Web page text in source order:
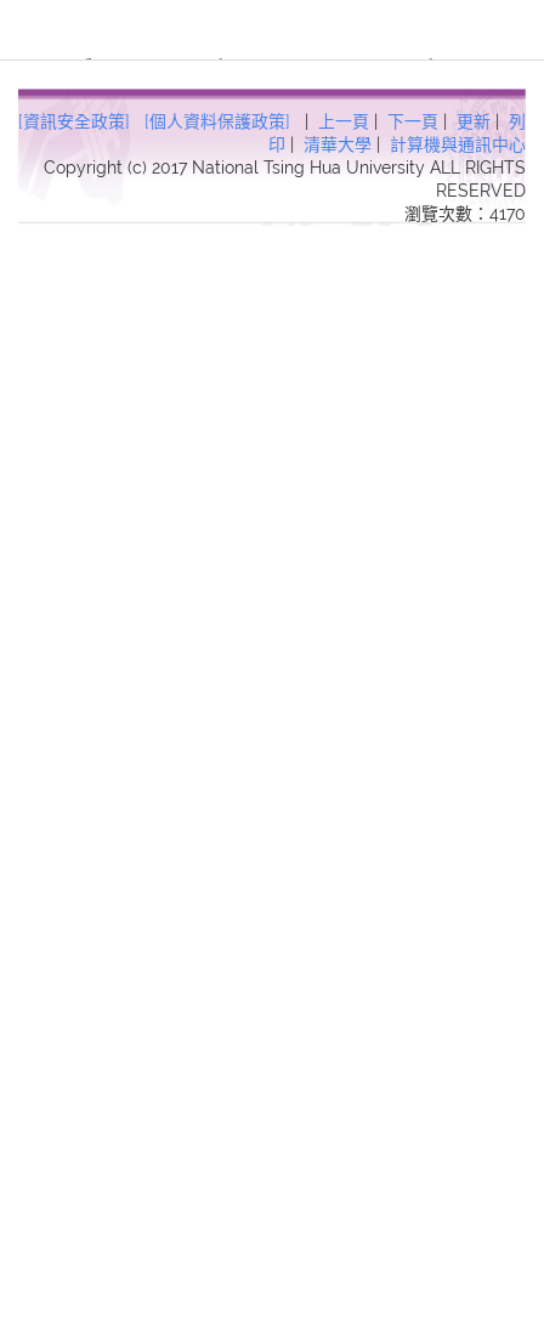
[資訊安全政策] [個人資料保護政策] | 上一頁 | 下一頁 | 更新 | 列
印 | 清華大學 | 計算機與通訊中心
Copyright (c) 2017 National Tsing Hua University ALL RIGHTS
RESERVED
瀏覽次數：4170
Warning: file_get_contents(http://www.geoplugin.net/php.gp?
ip=216.73.216.32): failed to open stream: HTTP request failed!
HTTP/1.1 403 Forbidden in
/usr/local/dokuwiki2017/lib/plugins/quickstats/action.phpon line